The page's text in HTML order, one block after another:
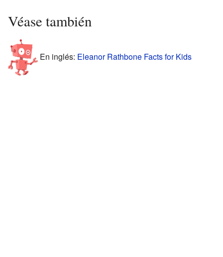
Véase también
En inglés: Eleanor Rathbone Facts for Kids